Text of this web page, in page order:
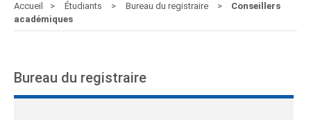
Accueil Étudiants Bureau du registraire
Conseillers
académiques
Bureau du registraire